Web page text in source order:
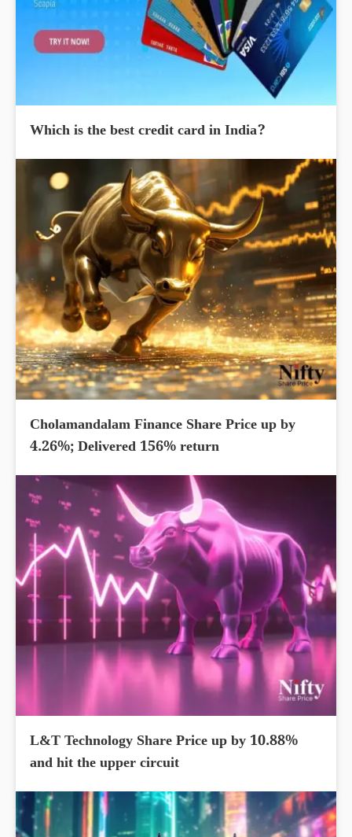
Which is the best credit card in India?
Cholamandalam Finance Share Price up by
4.26%; Delivered 156% return
L&T Technology Share Price up by 10.88%
and hit the upper circuit